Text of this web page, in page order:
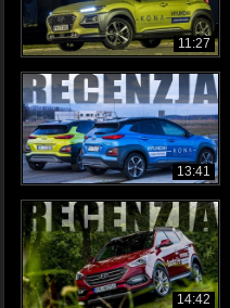
11:27
13:41
14:42